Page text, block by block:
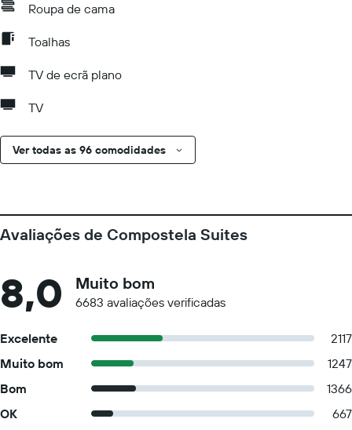
Roupa de cama
Toalhas
TV de ecrã plano
TV
Ver todas as 96 comodidades
Avaliações de Compostela Suites
8,0 Muito bom
6683 avaliações verificadas
Excelente
2117
Muito bom
1247
Bom
1366
OK
667